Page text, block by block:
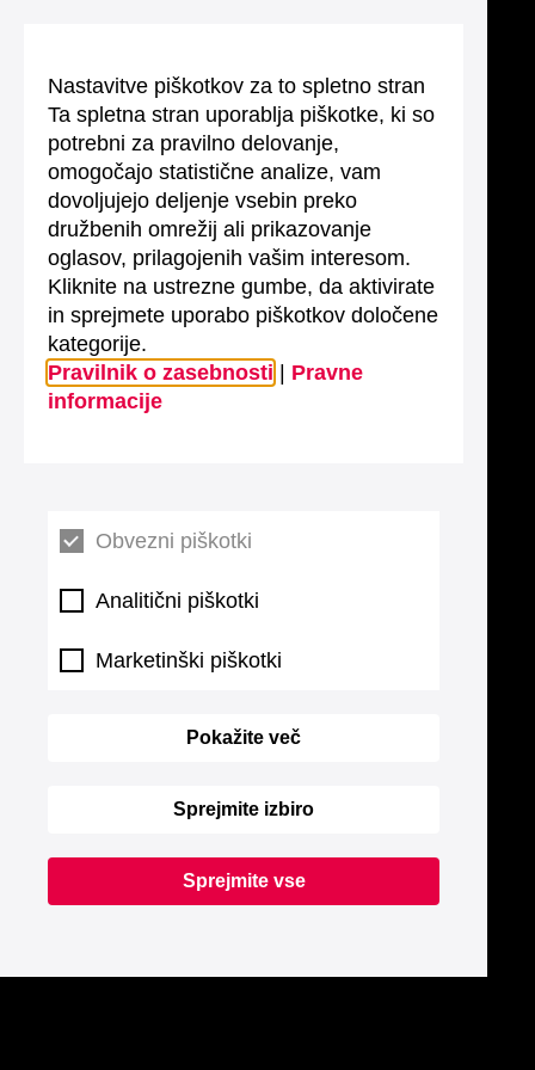
Nastavitve piškotkov za to spletno stran
Ta spletna stran uporablja piškotke, ki so
potrebni za pravilno delovanje,
omogočajo statistične analize, vam
dovoljujejo deljenje vsebin preko
družbenih omrežij ali prikazovanje
oglasov, prilagojenih vašim interesom.
Kliknite na ustrezne gumbe, da aktivirate
in sprejmete uporabo piškotkov določene
kategorije.
Pravilnik o zasebnosti
Pravne
informacije
Obvezni piškotki
Analitični piškotki
Marketinški piškotki
Pokažite več
Sprejmite izbiro
Sprejmite vse